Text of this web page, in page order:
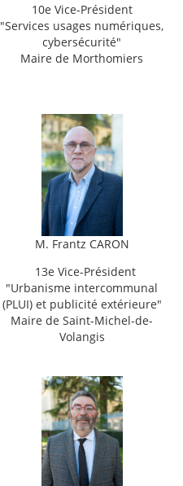
10e Vice-Président
"Services usages numériques,
cybersécurité"
Maire de Morthomiers
M. Frantz CARON
13e Vice-Président
"Urbanisme intercommunal
(PLUI) et publicité extérieure"
Maire de Saint-Michel-de-
Volangis